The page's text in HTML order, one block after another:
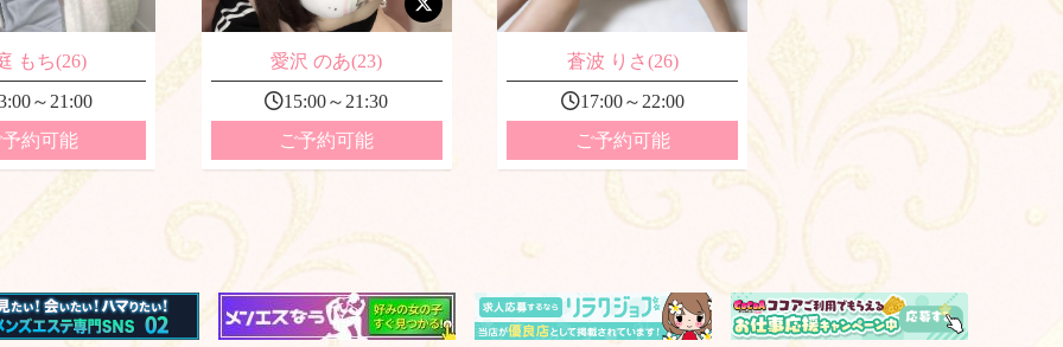
もち(26)
～21:00
約可能
愛沢 のあ(23)
15:00～21:30
ご予約可能
蒼波 りさ(26)
17:00～22:00
ご予約可能